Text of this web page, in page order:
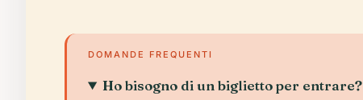
DOMANDE FREQUENTI
Ho bisogno di un biglietto per entrare?